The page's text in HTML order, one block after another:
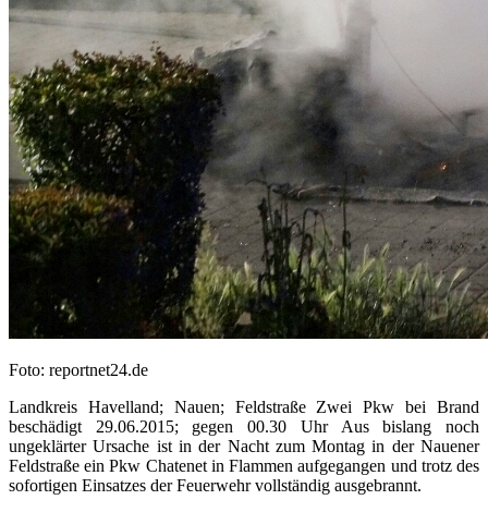
Foto: reportnet24.de
Landkreis Havelland; Nauen; Feldstraße Zwei Pkw bei Brand
beschädigt 29.06.2015; gegen 00.30 Uhr Aus bislang noch
ungeklärter Ursache ist in der Nacht zum Montag in der Nauener
Feldstraße ein Pkw Chatenet in Flammen aufgegangen und trotz des
sofortigen Einsatzes der Feuerwehr vollständig ausgebrannt.